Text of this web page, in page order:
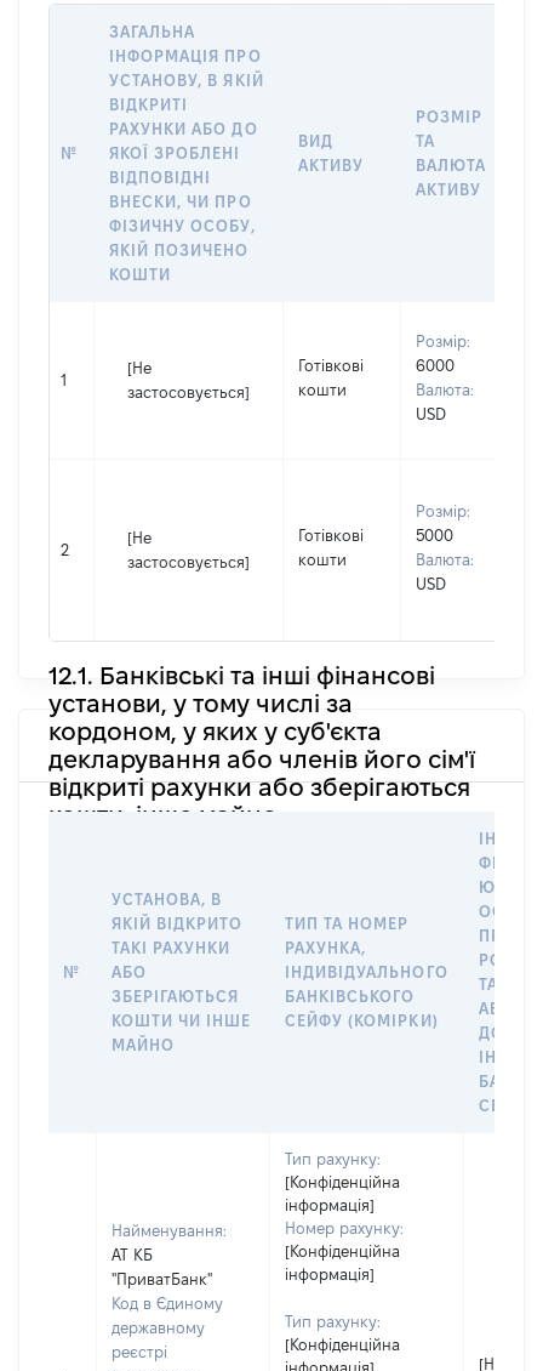
№
ЗАГАЛЬНА
ІНФОРМАЦІЯ ПРО
УСТАНОВУ, В ЯКІЙ
ВІДКРИТІ
РАХУНКИ АБО ДО
ЯКОЇ ЗРОБЛЕНІ
ВІДПОВІДНІ
ВНЕСКИ, ЧИ ПРО
ФІЗИЧНУ ОСОБУ,
ЯКІЙ ПОЗИЧЕНО
КОШТИ
ВИД
АКТИВУ
РОЗМІР
ТА
ВАЛЮТА
АКТИВУ
1
[Не
застосовується]
Готівкові
кошти
Розмір:
6000
Валюта:
USD
2
[Не
застосовується]
Готівкові
кошти
Розмір:
5000
Валюта:
USD
12.1. Банківські та інші фінансові
установи, у тому числі за
кордоном, у яких у суб'єкта
декларування або членів його сім'ї
відкриті рахунки або зберігаються
кошти, інше майно
№
УСТАНОВА, В
ЯКІЙ ВІДКРИТО
ТАКІ РАХУНКИ
АБО
ЗБЕРІГАЮТЬСЯ
КОШТИ ЧИ ІНШЕ
МАЙНО
ТИП ТА НОМЕР
РАХУНКА,
ІНДИВІДУАЛЬНОГО
БАНКІВСЬКОГО
СЕЙФУ (КОМІРКИ)
ПРАВО
ТАКИМ
АБО
ДО
СЕЙФУ
Найменування:
АТ КБ
"ПриватБанк"
Код в Єдиному
державному
реєстрі
Тип рахунку:
[Конфіденційна
інформація]
Номер рахунку:
[Конфіденційна
інформація]
Тип рахунку:
[Конфіденційна
інформація]
[Не